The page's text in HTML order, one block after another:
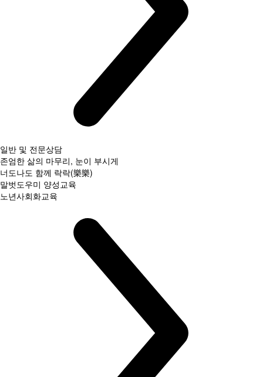
일반 및 전문상담
존엄한 삶의 마무리, 눈이 부시게
너도나도 함께 락락(樂樂)
말벗도우미 양성교육
노년사회화교육